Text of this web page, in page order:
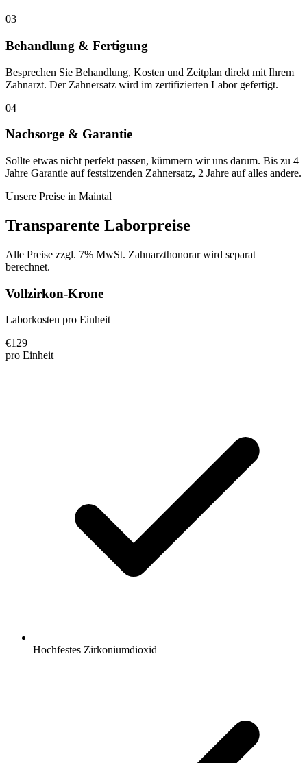
03
Behandlung & Fertigung
Besprechen Sie Behandlung, Kosten und Zeitplan direkt mit Ihrem
Zahnarzt. Der Zahnersatz wird im zertifizierten Labor gefertigt.
04
Nachsorge & Garantie
Sollte etwas nicht perfekt passen, kümmern wir uns darum. Bis zu 4
Jahre Garantie auf festsitzenden Zahnersatz, 2 Jahre auf alles andere.
Unsere Preise in Maintal
Transparente Laborpreise
Alle Preise zzgl. 7% MwSt. Zahnarzthonorar wird separat
berechnet.
Vollzirkon-Krone
Laborkosten pro Einheit
€129
pro Einheit
Hochfestes Zirkoniumdioxid